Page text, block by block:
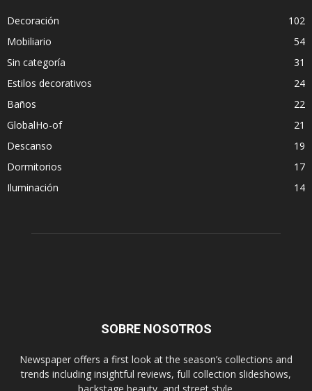
Decoración
102
Mobiliario
54
Sin categoría
31
Estilos decorativos
24
Baños
22
GlobalHo-of
21
Descanso
19
Dormitorios
17
Iluminación
14
SOBRE NOSOTROS
Newspaper offers a first look at the season’s collections and
trends including insightful reviews, full collection slideshows,
backstage beauty, and street style.